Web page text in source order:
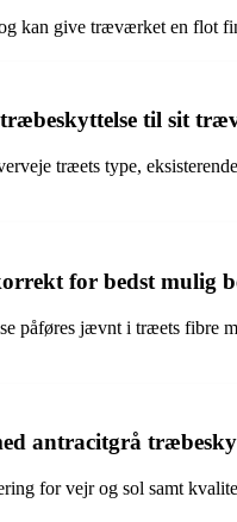
kan give træværket en flot
til sit
træets type,
for bedst mulig
påføres jævnt i træets fibre
antracitgrå
for vejr og sol samt